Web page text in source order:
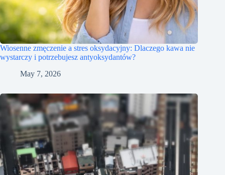
Wiosenne zmęczenie a stres oksydacyjny: Dlaczego kawa nie
wystarczy i potrzebujesz antyoksydantów?
May 7, 2026